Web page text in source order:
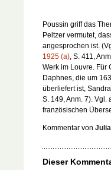
Poussin griff das
Peltzer vermutet,
angesprochen ist.
1925 (a), S. 411,
Werk im Louvre. Für
Daphnes, die um
überliefert ist,
S. 149, Anm. 7). Vgl.
französischen
Kommentar von
Dieser